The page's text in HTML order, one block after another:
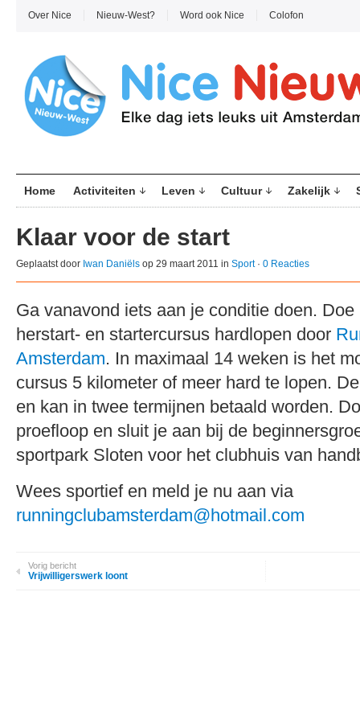
Over Nice Nieuw-West? Word ook Nice Colofon
Home Activiteiten Leven Cultuur Zakelijk
Klaar voor de start
Geplaatst door Iwan Daniëls op 29 maart 2011 in Sport· 0 Reacties
Ga vanavond iets aan je conditie doen. Doe
herstart- en startercursus hardlopen door
Amsterdam. In maximaal 14 weken is het
cursus 5 kilometer of meer hard te lopen.
en kan in twee termijnen betaald worden.
proefloop en sluit je aan bij de
sportpark Sloten voor het clubhuis van
Wees sportief en meld je nu aan via
runningclubamsterdam@hotmail.com
Vorig bericht
Vrijwilligerswerk loont